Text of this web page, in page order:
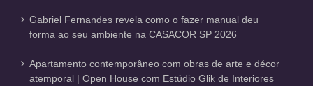
Gabriel Fernandes revela como o fazer manual deu
forma ao seu ambiente na CASACOR SP 2026
Apartamento contemporâneo com obras de arte e décor
atemporal | Open House com Estúdio Glik de Interiores